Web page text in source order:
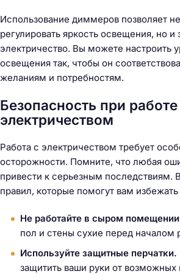
Использование диммеров позволяет
регулировать яркость освещения, но и
электричество. Вы можете настроить
освещения так, чтобы он
желаниям и потребностям.
Безопасность при работе
электричеством
Работа с электричеством требует
осторожности. Помните, что любая
привести к серьезным последствиям.
правил, которые помогут вам
Не работайте в сыром
пол и стены сухие перед началом
Используйте защитные перчатки.
защитить ваши руки от
Н
а
й
и
: